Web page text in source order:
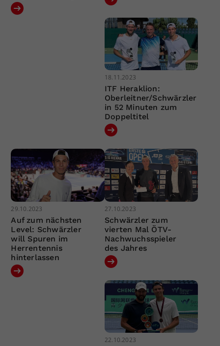
18.11.2023
ITF Heraklion:
Oberleitner/Schwärzler
in 52 Minuten zum
Doppeltitel
29.10.2023
Auf zum nächsten
Level: Schwärzler
will Spuren im
Herrentennis
hinterlassen
27.10.2023
Schwärzler zum
vierten Mal ÖTV-
Nachwuchsspieler
des Jahres
22.10.2023